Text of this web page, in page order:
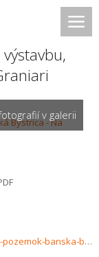
v galerii
https://xemar.sk/reality/15275/predaj-stavebny-pozemok-banska-bystrica